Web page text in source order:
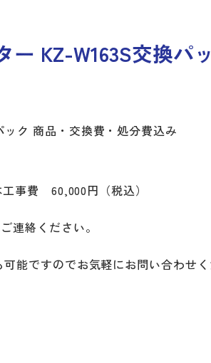
KZ-W163S交換パ
ク 商品・交換費・処分費込み
事費 60,000円（税込）
連絡ください。
能ですのでお気軽にお問い合わせく